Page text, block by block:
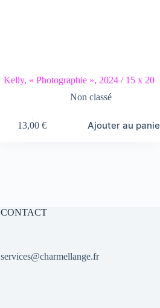
Kelly, « Photographie », 2024 / 15 x 20
Non classé
13,00€ Ajouter au panier
CONTACT
services@charmellange.fr